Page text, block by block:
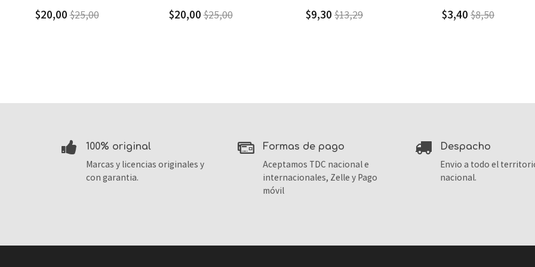
$20,00 $25,00 $9,30 $13,29 $3,40$8,50 $2,60 $13,00
100% original
Marcas y licencias originales y
con garantia.
formas de pago
Aceptamos TDC nacional e
internacionales, Zelle y Pago
móvil
despacho
Envio a todo el
nacional.